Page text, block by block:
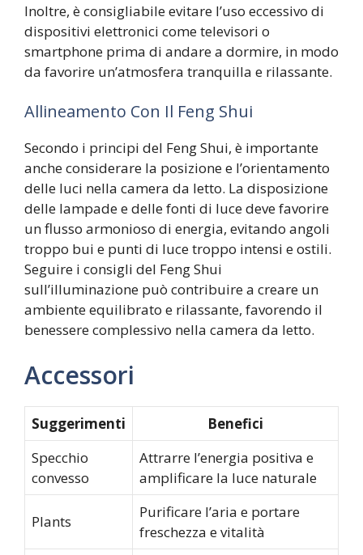
Inoltre, è consigliabile evitare l’uso eccessivo di
dispositivi elettronici come televisori o
smartphone prima di andare a dormire, in modo
da favorire un’atmosfera tranquilla e rilassante.
Allineamento Con Il Feng Shui
Secondo i principi del Feng Shui, è importante
anche considerare la posizione e l’orientamento
delle luci nella camera da letto. La disposizione
delle lampade e delle fonti di luce deve favorire
un flusso armonioso di energia, evitando angoli
troppo bui e punti di luce troppo intensi e ostili.
Seguire i consigli del Feng Shui
sull’illuminazione può contribuire a creare un
ambiente equilibrato e rilassante, favorendo il
benessere complessivo nella camera da letto.
Accessori
Suggerimenti
Benefici
Specchio
convesso
Attrarre l’energia positiva e
amplificare la luce naturale
Plants
Purificare l’aria e portare
freschezza e vitalità